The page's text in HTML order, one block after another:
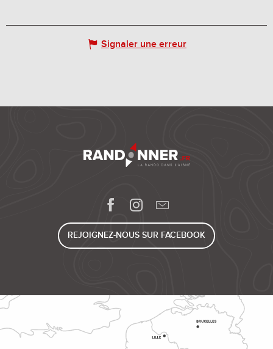
Signaler une erreur
REJOIGNEZ-NOUS SUR FACEBOOK